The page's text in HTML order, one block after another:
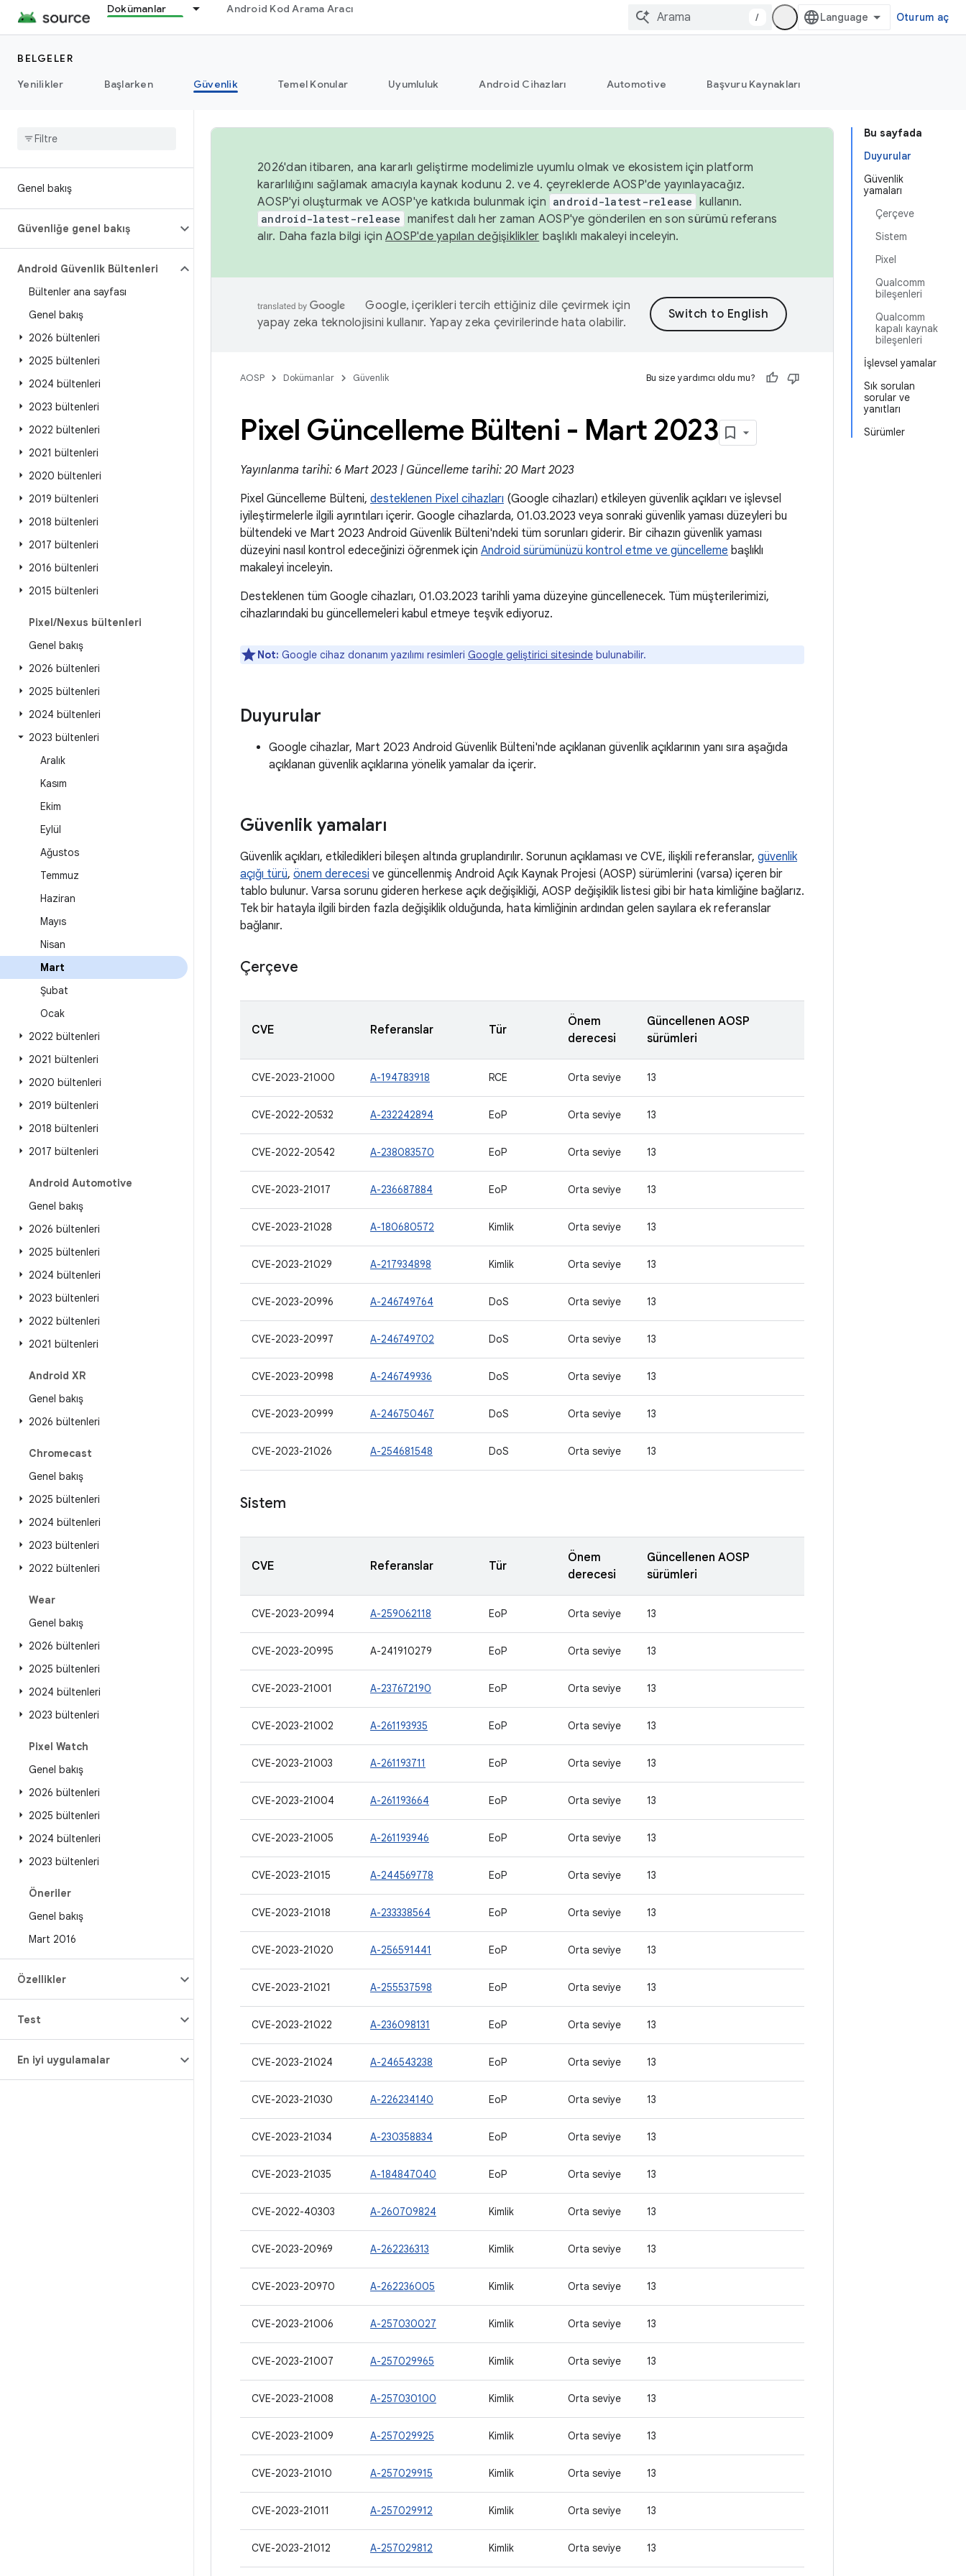
Dokümanlar Android Kod Arama Aracı
/ Oturum aç
BELGELER
Yenilikler
Başlarken Güvenlik Temel Konular Uyumluluk Android Cihazları Automotive Başvuru Kaynakları
Genel bakış
Güvenliğe genel bakış
Android Güvenlik Bültenleri
Bültenler ana sayfası
Genel bakış
2026 bültenleri
2025 bültenleri
2024 bültenleri
2023 bültenleri
2022 bültenleri
2021 bültenleri
2020 bültenleri
2019 bültenleri
2018 bültenleri
2017 bültenleri
2016 bültenleri
2015 bültenleri
Pixel/Nexus bültenleri
Genel bakış
2026 bültenleri
2025 bültenleri
2024 bültenleri
2023 bültenleri
Aralık
Kasım
Ekim
Eylül
Ağustos
Temmuz
Haziran
Mayıs
Nisan
Mart
Şubat
Ocak
2022 bültenleri
2021 bültenleri
2020 bültenleri
2019 bültenleri
2018 bültenleri
2017 bültenleri
Android Automotive
Genel bakış
2026 bültenleri
2025 bültenleri
2024 bültenleri
2023 bültenleri
2022 bültenleri
2021 bültenleri
Android XR
Genel bakış
2026 bültenleri
Chromecast
Genel bakış
2025 bültenleri
2024 bültenleri
2023 bültenleri
2022 bültenleri
Wear
Genel bakış
2026 bültenleri
2025 bültenleri
2024 bültenleri
2023 bültenleri
Pixel Watch
Genel bakış
2026 bültenleri
2025 bültenleri
2024 bültenleri
2023 bültenleri
Öneriler
Genel bakış
Mart 2016
Özellikler
Test
En iyi uygulamalar
Bu sayfada
Duyurular
Güvenlik
yamaları
Çerçeve
Sistem
Pixel
Qualcomm
bileşenleri
Qualcomm
kapalı kaynak
bileşenleri
İşlevsel yamalar
Sık sorulan
sorular ve
yanıtları
Sürümler
2026'dan itibaren, ana kararlı geliştirme modelimizle uyumlu olmak ve ekosistem için platform
kararlılığını sağlamak amacıyla kaynak kodunu 2. ve 4. çeyreklerde AOSP'de yayınlayacağız.
AOSP'yi oluşturmak ve AOSP'ye katkıda bulunmak için android-latest-release kullanın.
android-latest-release manifest dalı her zaman AOSP'ye gönderilen en son sürümü referans
alır. Daha fazla bilgi için AOSP'de yapılan değişiklikler başlıklı makaleyi inceleyin.
Google, içerikleri tercih ettiğiniz dile çevirmek için
yapay zeka teknolojisini kullanır. Yapay zeka çevirilerinde hata olabilir.
AOSP Dokümanlar Güvenlik Bu size yardımcı oldu mu?
Pixel Güncelleme Bülteni - Mart 2023
Yayınlanma tarihi: 6 Mart 2023 | Güncelleme tarihi: 20 Mart 2023
Pixel Güncelleme Bülteni, desteklenen Pixel cihazları (Google cihazları) etkileyen güvenlik açıkları ve işlevsel
iyileştirmelerle ilgili ayrıntıları içerir. Google cihazlarda, 01.03.2023 veya sonraki güvenlik yaması düzeyleri bu
bültendeki ve Mart 2023 Android Güvenlik Bülteni'ndeki tüm sorunları giderir. Bir cihazın güvenlik yaması
düzeyini nasıl kontrol edeceğinizi öğrenmek için Android sürümünüzü kontrol etme ve güncelleme başlıklı
makaleyi inceleyin.
Desteklenen tüm Google cihazları, 01.03.2023 tarihli yama düzeyine güncellenecek. Tüm müşterilerimizi,
cihazlarındaki bu güncellemeleri kabul etmeye teşvik ediyoruz.
Not: Google cihaz donanım yazılımı resimleri Google geliştirici sitesinde bulunabilir.
Duyurular
Google cihazlar, Mart 2023 Android Güvenlik Bülteni'nde açıklanan güvenlik açıklarının yanı sıra aşağıda
açıklanan güvenlik açıklarına yönelik yamalar da içerir.
Güvenlik yamaları
Güvenlik açıkları, etkiledikleri bileşen altında gruplandırılır. Sorunun açıklaması ve CVE, ilişkili referanslar, güvenlik
açığı türü, önem derecesi ve güncellenmiş Android Açık Kaynak Projesi (AOSP) sürümlerini (varsa) içeren bir
tablo bulunur. Varsa sorunu gideren herkese açık değişikliği, AOSP değişiklik listesi gibi bir hata kimliğine bağlarız.
Tek bir hatayla ilgili birden fazla değişiklik olduğunda, hata kimliğinin ardından gelen sayılara ek referanslar
bağlanır.
Çerçeve
CVE Referanslar Tür
Önem
derecesi
Güncellenen AOSP
sürümleri
CVE-2023-21000 A-194783918 RCE Orta seviye 13
CVE-2022-20532 A-232242894 EoP Orta seviye 13
CVE-2022-20542 A-238083570 EoP Orta seviye 13
CVE-2023-21017 A-236687884 EoP Orta seviye 13
CVE-2023-21028 A-180680572 Kimlik Orta seviye 13
CVE-2023-21029 A-217934898 Kimlik Orta seviye 13
CVE-2023-20996 A-246749764 DoS Orta seviye 13
CVE-2023-20997 A-246749702 DoS Orta seviye 13
CVE-2023-20998 A-246749936 DoS Orta seviye 13
CVE-2023-20999 A-246750467 DoS Orta seviye 13
CVE-2023-21026 A-254681548 DoS Orta seviye 13
Sistem
CVE Referanslar Tür
Önem
derecesi
Güncellenen AOSP
sürümleri
CVE-2023-20994 A-259062118 EoP Orta seviye 13
CVE-2023-20995 A-241910279 EoP Orta seviye 13
CVE-2023-21001 A-237672190 EoP Orta seviye 13
CVE-2023-21002 A-261193935 EoP Orta seviye 13
CVE-2023-21003 A-261193711 EoP Orta seviye 13
CVE-2023-21004 A-261193664 EoP Orta seviye 13
CVE-2023-21005 A-261193946 EoP Orta seviye 13
CVE-2023-21015 A-244569778 EoP Orta seviye 13
CVE-2023-21018 A-233338564 EoP Orta seviye 13
CVE-2023-21020 A-256591441 EoP Orta seviye 13
CVE-2023-21021 A-255537598 EoP Orta seviye 13
CVE-2023-21022 A-236098131 EoP Orta seviye 13
CVE-2023-21024 A-246543238 EoP Orta seviye 13
CVE-2023-21030 A-226234140 EoP Orta seviye 13
CVE-2023-21034 A-230358834 EoP Orta seviye 13
CVE-2023-21035 A-184847040 EoP Orta seviye 13
CVE-2022-40303 A-260709824 Kimlik Orta seviye 13
CVE-2023-20969 A-262236313 Kimlik Orta seviye 13
CVE-2023-20970 A-262236005 Kimlik Orta seviye 13
CVE-2023-21006 A-257030027 Kimlik Orta seviye 13
CVE-2023-21007 A-257029965 Kimlik Orta seviye 13
CVE-2023-21008 A-257030100 Kimlik Orta seviye 13
CVE-2023-21009 A-257029925 Kimlik Orta seviye 13
CVE-2023-21010 A-257029915 Kimlik Orta seviye 13
CVE-2023-21011 A-257029912 Kimlik Orta seviye 13
CVE-2023-21012 A-257029812 Kimlik Orta seviye 13